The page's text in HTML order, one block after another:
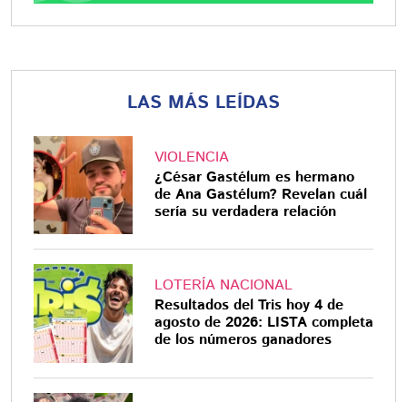
LAS MÁS LEÍDAS
VIOLENCIA
¿César Gastélum es hermano
de Ana Gastélum? Revelan cuál
sería su verdadera relación
LOTERÍA NACIONAL
Resultados del Tris hoy 4 de
agosto de 2026: LISTA completa
de los números ganadores